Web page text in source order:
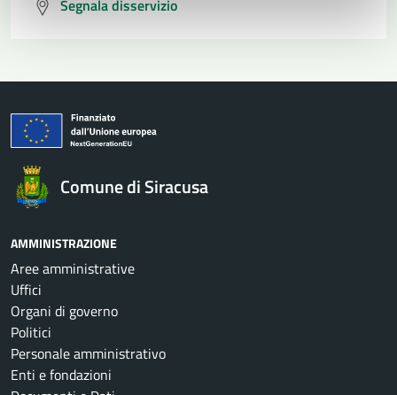
Segnala disservizio
Comune di Siracusa
AMMINISTRAZIONE
Aree amministrative
Uffici
Organi di governo
Politici
Personale amministrativo
Enti e fondazioni